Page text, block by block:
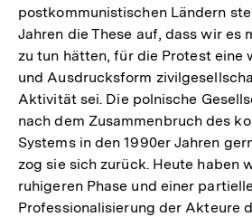
postkommunistischen Ländern
Jahren die These auf, dass wir es
zu tun hätten, für die Protest eine
und Ausdrucksform
Aktivität sei. Die polnische
nach dem Zusammenbruch des
Systems in den 1990er Jahren
zog sie sich zurück. Heute haben
ruhigeren Phase und einer
Professionalisierung der Akteure